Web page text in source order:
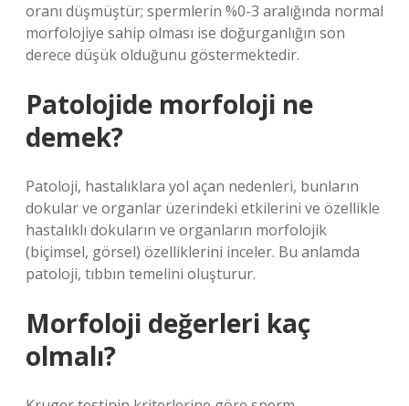
oranı düşmüştür; spermlerin %0-3 aralığında normal
morfolojiye sahip olması ise doğurganlığın son
derece düşük olduğunu göstermektedir.
Patolojide morfoloji ne
demek?
Patoloji, hastalıklara yol açan nedenleri, bunların
dokular ve organlar üzerindeki etkilerini ve özellikle
hastalıklı dokuların ve organların morfolojik
(biçimsel, görsel) özelliklerini inceler. Bu anlamda
patoloji, tıbbın temelini oluşturur.
Morfoloji değerleri kaç
olmalı?